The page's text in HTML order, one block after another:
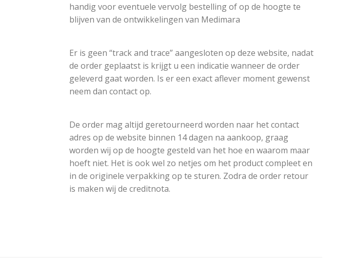
handig voor eventuele vervolg bestelling of op de hoogte te
blijven van de ontwikkelingen van Medimara
Er is geen “track and trace” aangesloten op deze website, nadat
de order geplaatst is krijgt u een indicatie wanneer de order
geleverd gaat worden. Is er een exact aflever moment gewenst
neem dan contact op.
De order mag altijd geretourneerd worden naar het contact
adres op de website binnen 14 dagen na aankoop, graag
worden wij op de hoogte gesteld van het hoe en waarom maar
hoeft niet. Het is ook wel zo netjes om het product compleet en
in de originele verpakking op te sturen. Zodra de order retour
is maken wij de creditnota.